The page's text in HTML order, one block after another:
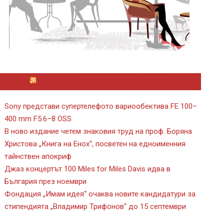
Sony представи супертелефото вариообектива FE 100–
400 mm F5.6–8 OSS
В ново издание четем знаковия труд на проф. Боряна
Христова „Книга на Енох“, посветен на едноименния
тайнствен апокриф
Джаз концертът 100 Miles for Miles Davis идва в
България през ноември
Фондация „Имам идея“ очаква новите кандидатури за
стипендията „Владимир Трифонов“ до 15 септември